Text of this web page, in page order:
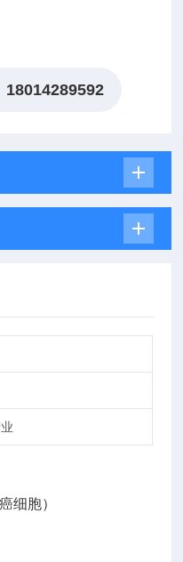
18014289592
细胞）